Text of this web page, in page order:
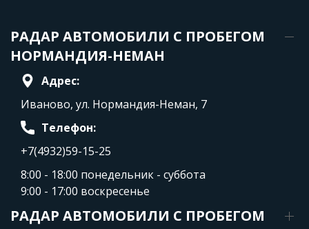
РАДАР АВТОМОБИЛИ С ПРОБЕГОМ
НОРМАНДИЯ-НЕМАН
Адрес:
Иваново, ул. Нормандия-Неман, 7
Телефон:
+7(4932)59-15-25
8:00 - 18:00 понедельник - суббота
9:00 - 17:00 воскресенье
РАДАР АВТОМОБИЛИ С ПРОБЕГОМ